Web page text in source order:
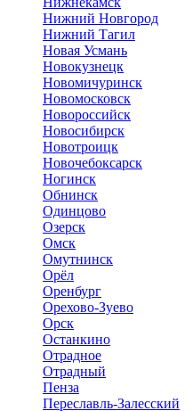
Нижний Новгород
Нижний Тагил
Новая Усмань
Новокузнецк
Новомичуринск
Новомосковск
Новороссийск
Новосибирск
Новотроицк
Новочебоксарск
Ногинск
Обнинск
Одинцово
Озерск
Омск
Омутнинск
Орёл
Оренбург
Орехово-Зуево
Орск
Останкино
Отрадное
Отрадный
Пенза
Переславль-Залесский